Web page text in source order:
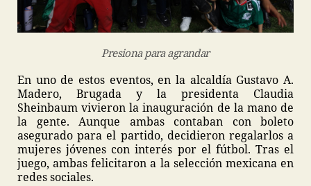
Presiona para agrandar
En uno de estos eventos, en la alcaldía Gustavo A.
Madero, Brugada y la presidenta Claudia
Sheinbaum vivieron la inauguración de la mano de
la gente. Aunque ambas contaban con boleto
asegurado para el partido, decidieron regalarlos a
mujeres jóvenes con interés por el fútbol. Tras el
juego, ambas felicitaron a la selección mexicana en
redes sociales.